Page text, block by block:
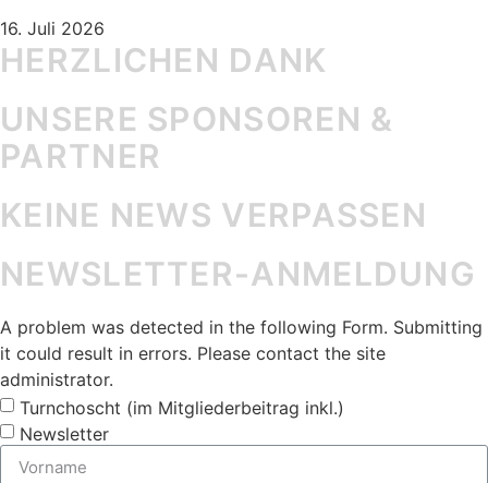
16. Juli 2026
HERZLICHEN DANK
UNSERE SPONSOREN &
PARTNER
KEINE NEWS VERPASSEN
NEWSLETTER-ANMELDUNG
A problem was detected in the following Form. Submitting
it could result in errors. Please contact the site
administrator.
Turnchoscht (im Mitgliederbeitrag inkl.)
Newsletter